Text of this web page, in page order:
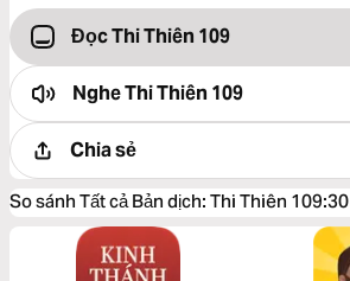
Đọc Thi Thiên 109
NgheThi Thiên 109
Chia sẻ
So sánh Tất cả Bản dịch: Thi Thiên 109:30